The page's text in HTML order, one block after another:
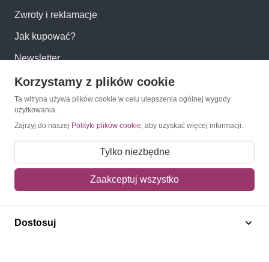
Zwroty i reklamacje
Jak kupować?
Newsletter
Konto
Moje konto
Mój koszyk
Adres dostawy
Polecamy
Korzystamy z plików cookie
Ta witryna używa plików cookie w celu ulepszenia ogólnej wygody
użytkowania.
Zajrzyj do naszej Polityki plików cookie, aby uzyskać więcej informacji.
Tylko niezbędne
Zaakceptuj wszystko
Dostosuj